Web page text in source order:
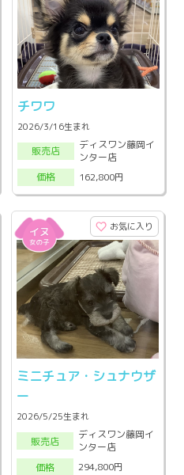
チワワ
2026/3/16生まれ
販売店
ディスワン藤岡イ
ンター店
価格
162,800円
お気に入り
ミニチュア・シュナウザ
ー
2026/5/25生まれ
販売店
ディスワン藤岡イ
ンター店
価格
294,800円